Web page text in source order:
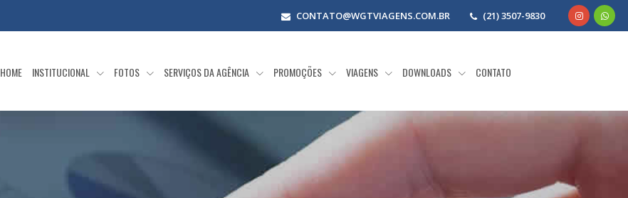
CONTATO@WGTVIAGENS.COM.BR (21) 3507-9830
HOME INSTITUCIONAL FOTOS SERVIÇOS DA AGÊNCIA PROMOÇÕES VIAGENS DOWNLOADS CONTATO